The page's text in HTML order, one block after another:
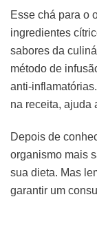
Esse chá para o
ingredientes
sabores da
método de
anti-
na receita, ajuda
Depois de
organismo mais
sua dieta. Mas
garantir um